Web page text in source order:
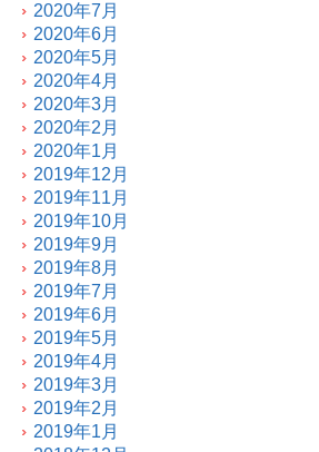
2020年7月
2020年6月
2020年5月
2020年4月
2020年3月
2020年2月
2020年1月
2019年12月
2019年11月
2019年10月
2019年9月
2019年8月
2019年7月
2019年6月
2019年5月
2019年4月
2019年3月
2019年2月
2019年1月